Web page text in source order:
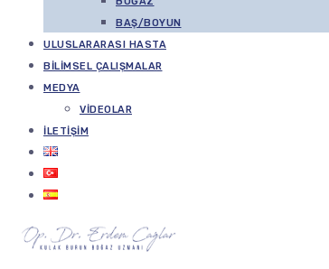
BAŞ/BOYUN
ULUSLARARASI HASTA
BILIMSEL ÇALIŞMALAR
MEDYA
VIDEOLAR
İLETIŞIM